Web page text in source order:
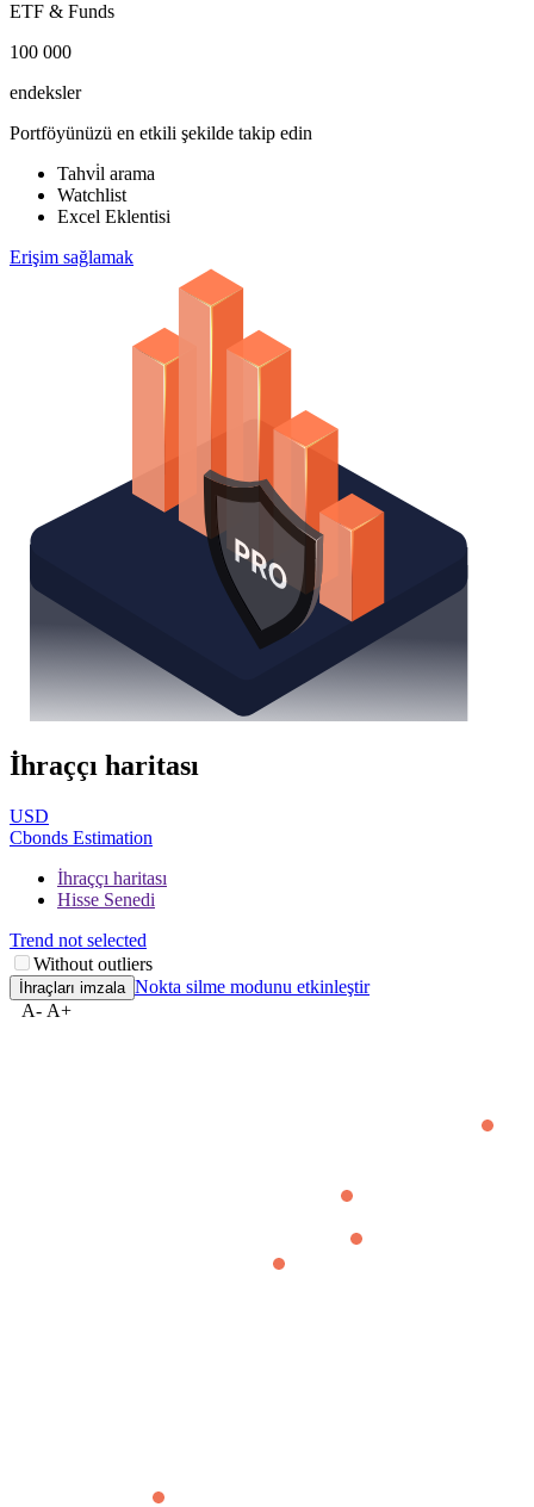
ETF & Funds
100 000
endeksler
Portföyünüzü en etkili şekilde takip edin
Tahvi̇l arama
Watchlist
Excel Eklentisi
Erişim sağlamak
İhraççı haritası
USD
Cbonds Estimation
İhraççı haritası
Hisse Senedi
Trend not selected
Without outliers
Nokta silme modunu etkinleştir